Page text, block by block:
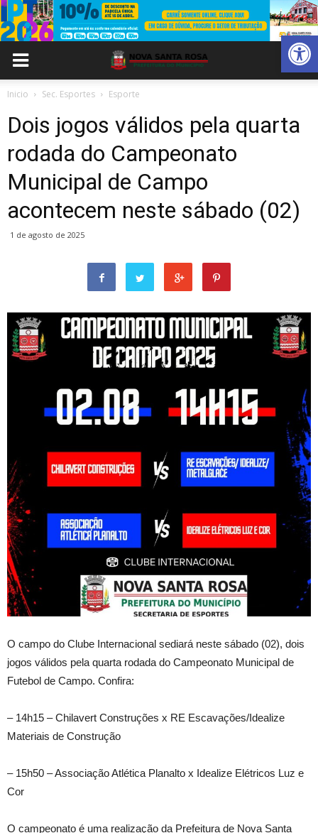
Abrir
Inicio Sec. Esportes Esporte
Dois jogos válidos pela quarta
rodada do Campeonato
Municipal de Campo
acontecem neste sábado (02)
1 de agosto de 2025
O campo do Clube Internacional sediará neste sábado (02), dois
jogos válidos pela quarta rodada do Campeonato Municipal de
Futebol de Campo. Confira:
– 14h15 – Chilavert Construções x RE Escavações/Idealize
Materiais de Construção
– 15h50 – Associação Atlética Planalto x Idealize Elétricos Luz e
Cor
O campeonato é uma realização da Prefeitura de Nova Santa